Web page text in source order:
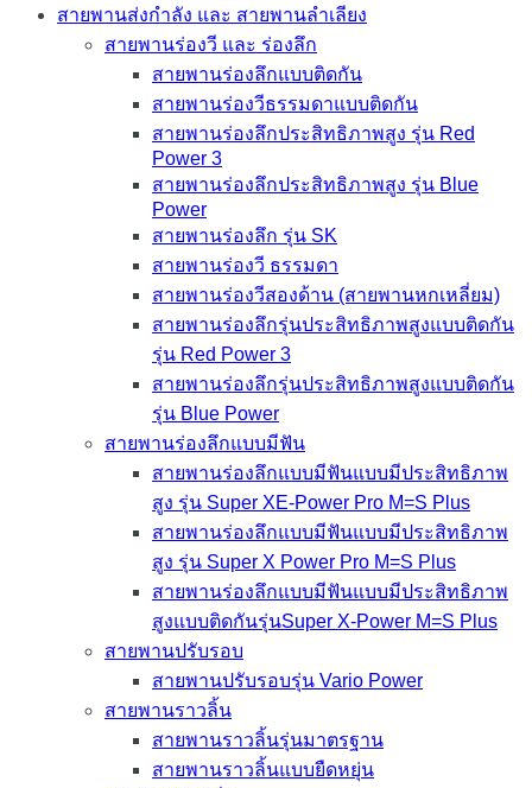
สายพานส่งกำลัง และ สายพานลำเลียง
สายพานร่องวี และ ร่องลึก
สายพานร่องลึกแบบติดกัน
สายพานร่องวีธรรมดาแบบติดกัน
สายพานร่องลึกประสิทธิภาพสูง รุ่น Red
Power 3
สายพานร่องลึกประสิทธิภาพสูง รุ่น Blue
Power
สายพานร่องลึก รุ่น SK
สายพานร่องวี ธรรมดา
สายพานร่องวีสองด้าน (สายพานหกเหลี่ยม)
สายพานร่องลึกรุ่นประสิทธิภาพสูงแบบติดกัน
รุ่น Red Power 3
สายพานร่องลึกรุ่นประสิทธิภาพสูงแบบติดกัน
รุ่น Blue Power
สายพานร่องลึกแบบมีฟัน
สายพานร่องลึกแบบมีฟันแบบมีประสิทธิภาพ
สูง รุ่น Super XE-Power Pro M=S Plus
สายพานร่องลึกแบบมีฟันแบบมีประสิทธิภาพ
สูง รุ่น Super X Power Pro M=S Plus
สายพานร่องลึกแบบมีฟันแบบมีประสิทธิภาพ
สูงแบบติดกันรุ่นSuper X-Power M=S Plus
สายพานปรับรอบ
สายพานปรับรอบรุ่น Vario Power
สายพานราวลิ้น
สายพานราวลิ้นรุ่นมาตรฐาน
สายพานราวลิ้นแบบยืดหยุ่น